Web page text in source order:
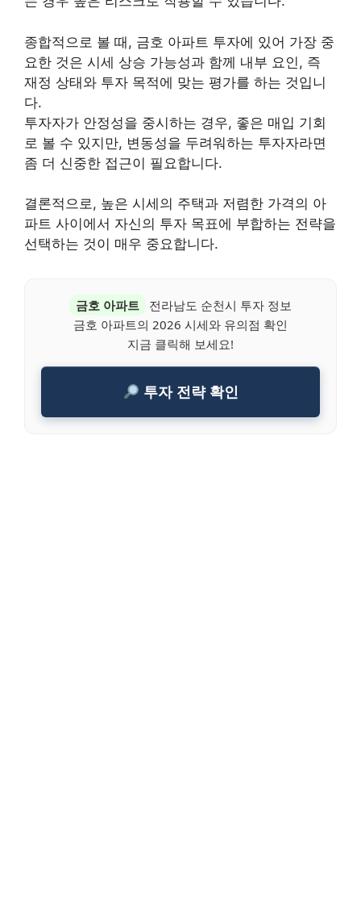
종합적으로 볼 때, 금호 아파트 투자에 있어 가장 중
요한 것은 시세 상승 가능성과 함께 내부 요인, 즉
재정 상태와 투자 목적에 맞는 평가를 하는 것입니
다.
투자자가 안정성을 중시하는 경우, 좋은 매입 기회
로 볼 수 있지만, 변동성을 두려워하는 투자자라면
좀 더 신중한 접근이 필요합니다.
결론적으로, 높은 시세의 주택과 저렴한 가격의 아
파트 사이에서 자신의 투자 목표에 부합하는 전략을
선택하는 것이 매우 중요합니다.
금호 아파트
전라남도 순천시 투자 정보
금호 아파트의 2026 시세와 유의점 확인
지금 클릭해 보세요!
투자 전략 확인